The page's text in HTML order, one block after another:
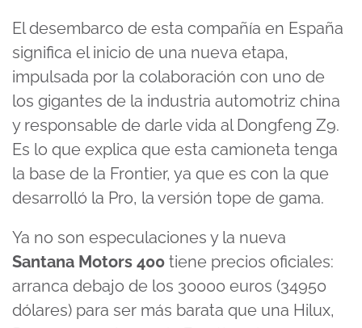
El desembarco de esta compañía en España
significa el inicio de una nueva etapa,
impulsada por la colaboración con uno de
los gigantes de la industria automotriz china
y responsable de darle vida al Dongfeng Z9.
Es lo que explica que esta camioneta tenga
la base de la Frontier, ya que es con la que
desarrolló la Pro, la versión tope de gama.
Ya no son especulaciones y la nueva
Santana Motors 400 tiene precios oficiales:
arranca debajo de los 30000 euros (34950
dólares) para ser más barata que una Hilux,